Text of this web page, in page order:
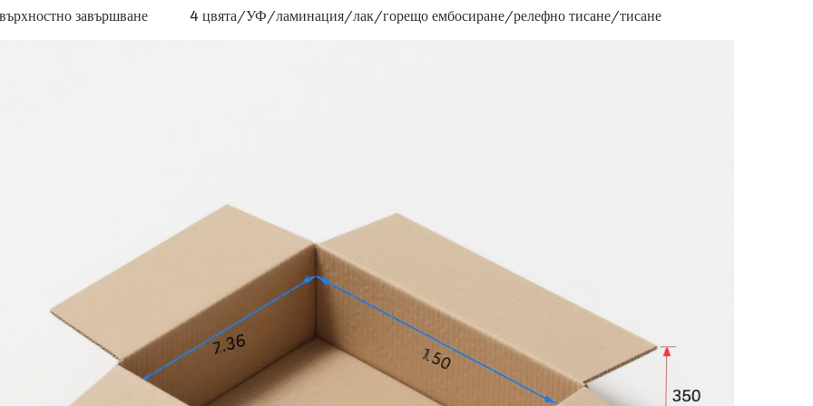
завършване 4 цвята/УФ/ламинация/лак/горещо ембосиране/релефно тисане/тисане